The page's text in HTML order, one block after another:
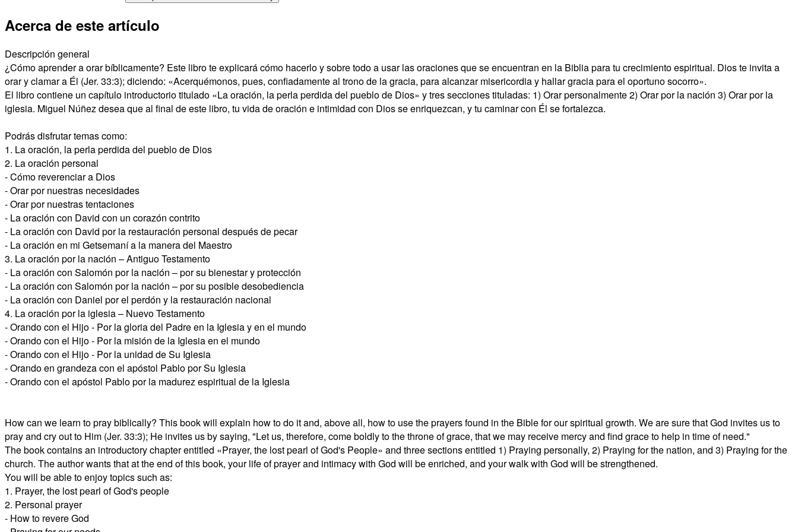
Acerca de este artículo
Descripción general
¿Cómo aprender a orar bíblicamente? Este libro te explicará cómo hacerlo y sobre todo a usar las oraciones que se encuentran en la Biblia para tu crecimiento espiritual. Dios te invita a
orar y clamar a Él (Jer. 33:3); diciendo: «Acerquémonos, pues, confiadamente al trono de la gracia, para alcanzar misericordia y hallar gracia para el oportuno socorro».
El libro contiene un capítulo introductorio titulado «La oración, la perla perdida del pueblo de Dios» y tres secciones tituladas: 1) Orar personalmente 2) Orar por la nación 3) Orar por la
iglesia. Miguel Núñez desea que al final de este libro, tu vida de oración e intimidad con Dios se enriquezcan, y tu caminar con Él se fortalezca.
Podrás disfrutar temas como:
1. La oración, la perla perdida del pueblo de Dios
2. La oración personal
- Cómo reverenciar a Dios
- Orar por nuestras necesidades
- Orar por nuestras tentaciones
- La oración con David con un corazón contrito
- La oración con David por la restauración personal después de pecar
- La oración en mi Getsemaní a la manera del Maestro
3. La oración por la nación – Antiguo Testamento
- La oración con Salomón por la nación – por su bienestar y protección
- La oración con Salomón por la nación – por su posible desobediencia
- La oración con Daniel por el perdón y la restauración nacional
4. La oración por la iglesia – Nuevo Testamento
- Orando con el Hijo - Por la gloria del Padre en la Iglesia y en el mundo
- Orando con el Hijo - Por la misión de la Iglesia en el mundo
- Orando con el Hijo - Por la unidad de Su Iglesia
- Orando en grandeza con el apóstol Pablo por Su Iglesia
- Orando con el apóstol Pablo por la madurez espiritual de la Iglesia
How can we learn to pray biblically? This book will explain how to do it and, above all, how to use the prayers found in the Bible for our spiritual growth. We are sure that God invites us to
pray and cry out to Him (Jer. 33:3); He invites us by saying, "Let us, therefore, come boldly to the throne of grace, that we may receive mercy and find grace to help in time of need."
The book contains an introductory chapter entitled «Prayer, the lost pearl of God's People» and three sections entitled 1) Praying personally, 2) Praying for the nation, and 3) Praying for the
church. The author wants that at the end of this book, your life of prayer and intimacy with God will be enriched, and your walk with God will be strengthened.
You will be able to enjoy topics such as:
1. Prayer, the lost pearl of God's people
2. Personal prayer
- How to revere God